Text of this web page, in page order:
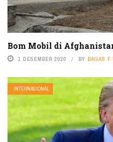
Bom Mobil di
1 DESEMBER 2020 BY BAGAS F
INTERNASIONAL